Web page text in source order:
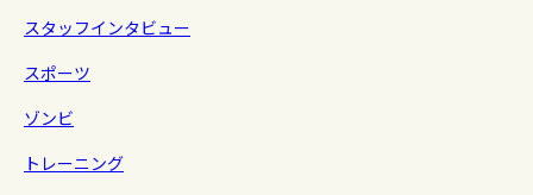
スタッフインタビュー
スポーツ
ゾンビ
トレーニング